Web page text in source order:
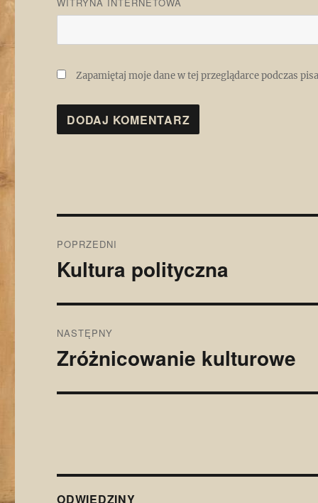
WITRYNA INTERNETOWA
Zapamiętaj moje dane w tej przeglądarce podczas
wpisu
POPRZEDNI
Poprzedni
Kultura polityczna
NASTĘPNY
Następny
Zróżnicowanie kulturowe
ODWIEDZINY